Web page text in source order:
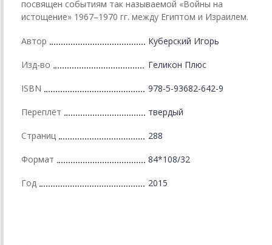
посвящен событиям так называемой «Войны на
истощение» 1967–1970 гг. между Египтом и Израилем.
Автор Куберский Игорь
Изд-во Геликон Плюс
ISBN 978-5-93682-642-9
Переплёт твердый
Страниц 288
Формат 84*108/32
Год 2015